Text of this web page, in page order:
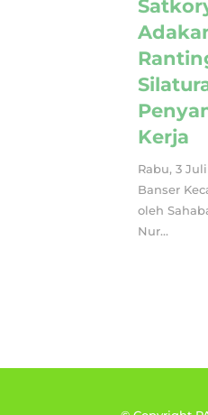
Kerja
Rabu, 3
Banser
oleh
Nur...